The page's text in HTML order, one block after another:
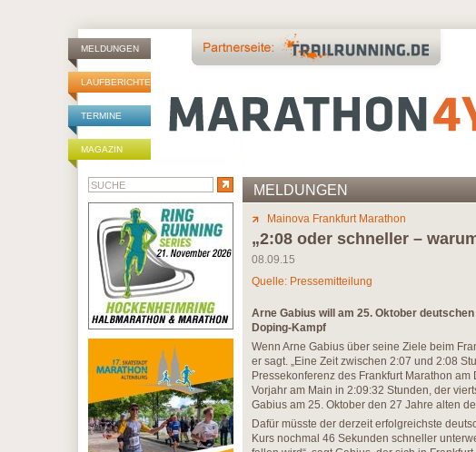
MELDUNGEN
LAUFBERICHTE
TERMINE
MAGAZIN
MELDUNGEN
Mainova Frankfurt Marathon
„2:08 oder schneller –
08.09.15
Quelle: Pressemitteilung
Arne Gabius will am 25. Oktober
Doping-Kampf
Wenn Arne Gabius über seine Ziele beim
er sagt. „Eine Zeit zwischen 2:07 und 2:08
Pressekonferenz des Frankfurt Marathon
Vorjahr am Main in 2:09:32 Stunden, der
Gabius am 25. Oktober den 27 Jahre alten
Dafür müsste der derzeit erfolgreichste
Kurs nochmal 46 Sekunden schneller